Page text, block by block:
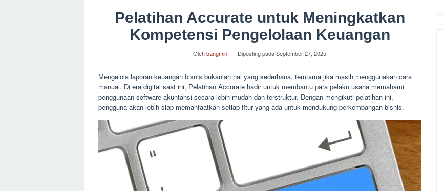
Pelatihan Accurate untuk Meningkatkan
Kompetensi Pengelolaan Keuangan
Olehbangmin Diposting padaSeptember 27, 2025
Mengelola laporan keuangan bisnis bukanlah hal yang sederhana, terutama jika masih menggunakan cara
manual. Di era digital saat ini, Pelatihan Accurate hadir untuk membantu para pelaku usaha memahami
penggunaan software akuntansi secara lebih mudah dan terstruktur. Dengan mengikuti pelatihan ini,
pengguna akan lebih siap memanfaatkan setiap fitur yang ada untuk mendukung perkembangan bisnis.